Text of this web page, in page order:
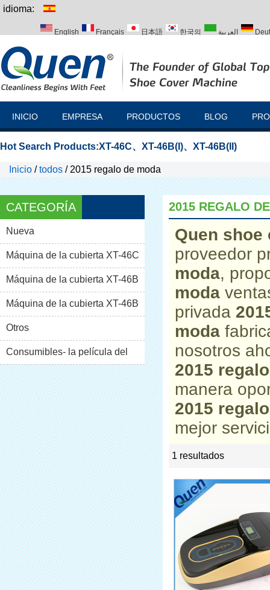
idioma:
English Français 日本語 한국의 العربية
INICIO EMPRESA PRODUCTOS BLOG
Hot Search Products:XT-46C、 XT-46B(I)、 XT-46B(II)
Inicio /todos / 2015 regalo de moda
CATEGORÍA
Nueva
Máquina de la cubierta XT-46C
Máquina de la cubierta XT-46B
(i)Máquina de la cubierta XT-46B
(II)
Otros
Consumibles- la película del
pvc
2015 REGALO
Quen
proveedor
moda,
moda
privada
moda
nosotros
2015
manera
2015
mejor
1 resultados